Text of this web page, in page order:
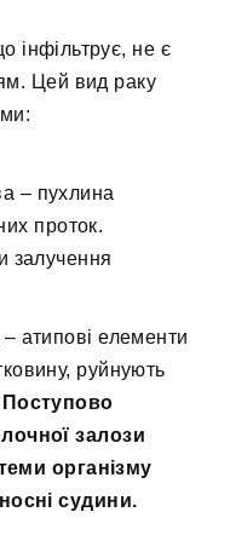
інфільтрує, не є
Цей вид раку
– пухлина
проток.
залучення
– атипові елементи
руйнують
Поступово
залози
організму
судини.